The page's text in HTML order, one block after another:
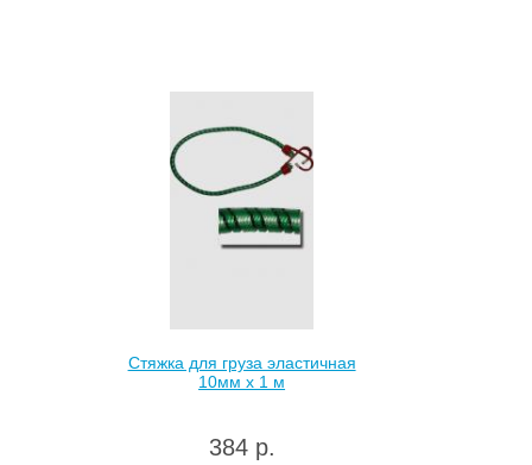
Стяжка для груза эластичная
10мм х 1 м
384 р.